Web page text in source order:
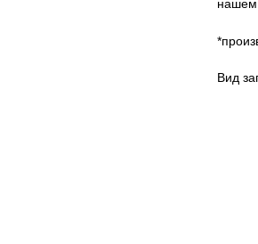
нашем
Вид